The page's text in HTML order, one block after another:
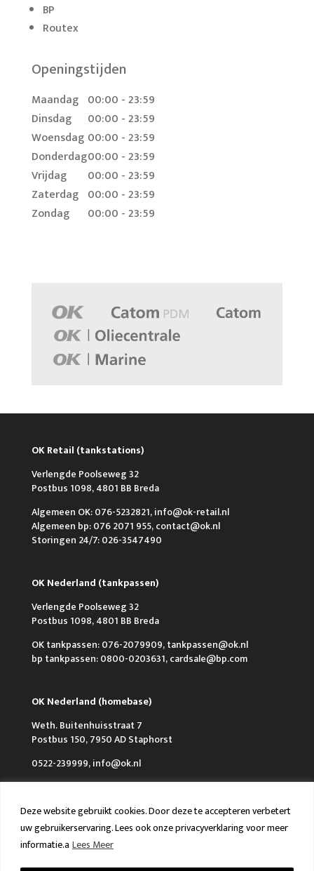
Deze website gebruikt cookies. Door deze te accepteren verbetert
uw gebruikerservaring. Lees ook onze privacyverklaring voor meer
informatie.a Lees Meer
BP
Routex
Openingstijden
Maandag 00:00 - 23:59
Dinsdag
00:00 - 23:59
Woensdag 00:00 - 23:59
Donderdag00:00 - 23:59
Vrijdag
00:00 - 23:59
Zaterdag 00:00 - 23:59
Zondag
00:00 - 23:59
OK Retail (tankstations)
Verlengde Poolseweg 32
Postbus 1098, 4801 BB Breda
Algemeen OK: 076-5232821, info@ok-retail.nl
Algemeen bp: 076 2071 955, contact@ok.nl
Storingen 24/7: 026-3547490
OK Nederland (tankpassen)
Verlengde Poolseweg 32
Postbus 1098, 4801 BB Breda
OK tankpassen: 076-2079909, tankpassen@ok.nl
bp tankpassen: 0800-0203631, cardsale@bp.com
OK Nederland (homebase)
Weth. Buitenhuisstraat 7
Postbus 150, 7950 AD Staphorst
0522-239999, info@ok.nl
Over OK